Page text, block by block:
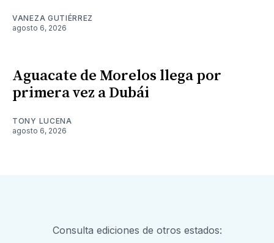
VANEZA GUTIÉRREZ
agosto 6, 2026
Aguacate de Morelos llega por
primera vez a Dubái
TONY LUCENA
agosto 6, 2026
Consulta ediciones de otros estados: